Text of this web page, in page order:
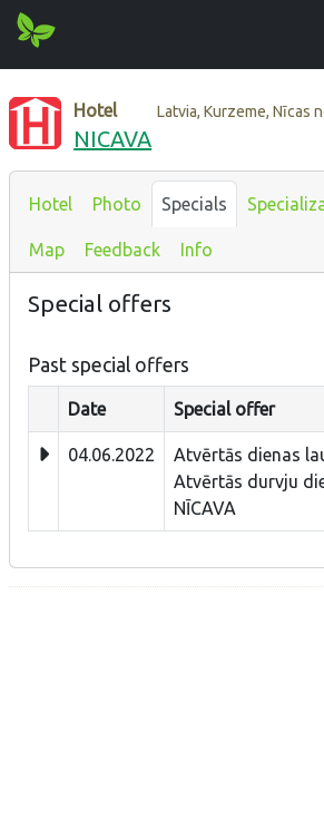
Hotel Latvia, Kurzeme, Nīcas
NICAVA
Hotel Photo Specials
Map Feedback Info
Special offers
Past special offers
Date Special offer
04.06.2022
Atvērtās dienas
Atvērtās durvju
NĪCAVA